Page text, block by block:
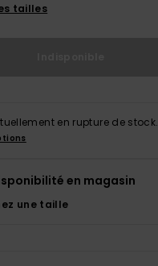
tailles
en rupture de stock.
en magasin
une taille